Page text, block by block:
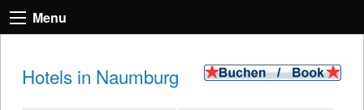
Menu
Hotels in Naumburg